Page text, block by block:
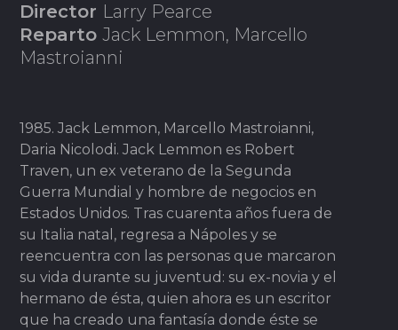
Director Larry Pearce
RepartoJack Lemmon, Marcello
Mastroianni
1985. Jack Lemmon, Marcello Mastroianni,
Daria Nicolodi. Jack Lemmon es Robert
Traven, un ex veterano de la Segunda
Guerra Mundial y hombre de negocios en
Estados Unidos. Tras cuarenta años fuera de
su Italia natal, regresa a Nápoles y se
reencuentra con las personas que marcaron
su vida durante su juventud: su ex-novia y el
hermano de ésta, quien ahora es un escritor
que ha creado una fantasía donde éste se